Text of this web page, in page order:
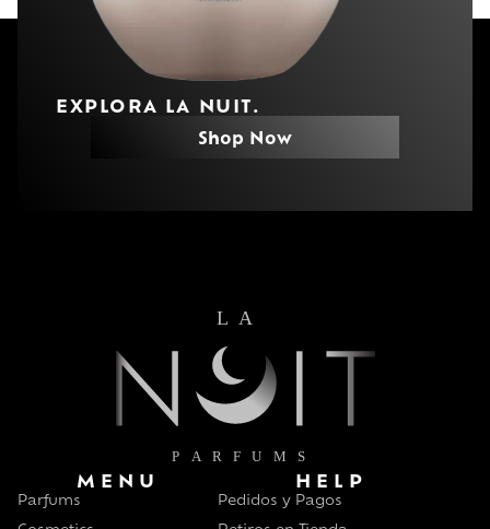
EXPLORA LA NUIT.
Shop Now
MENU
Parfums
HELP
Pedidos y Pagos